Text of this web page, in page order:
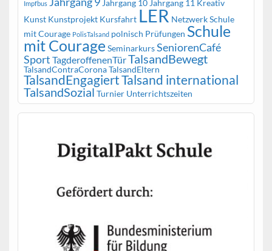
Impfbus Jahrgang 10 Jahrgang 11 Kreativ
Kunst Kunstprojekt Kursfahrt LER Netzwerk Schule
mit Courage PolisTalsand polnisch Prüfungen Schule
mit Courage SeminarkursSeniorenCafé
Sport TagderoffenenTürTalsandBewegt
TalsandContraCoronaTalsandEltern
TalsandEngagiertTalsand international
TalsandSozial Turnier Unterrichtszeiten